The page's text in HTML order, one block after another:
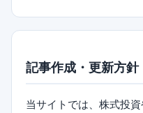
記事作成・更新方針
当サイトでは、株式投